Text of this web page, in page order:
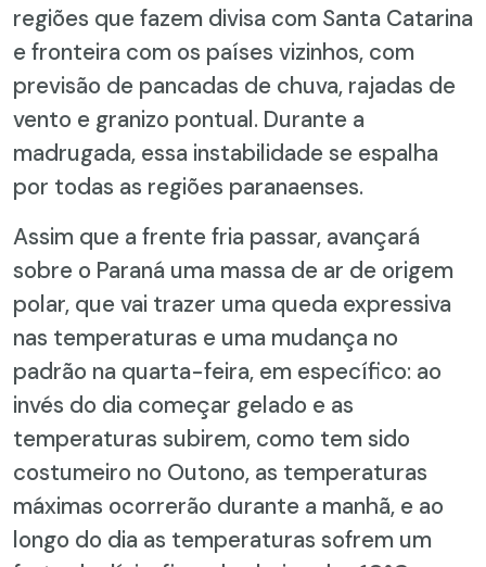
regiões que fazem divisa com Santa Catarina
e fronteira com os países vizinhos, com
previsão de pancadas de chuva, rajadas de
vento e granizo pontual. Durante a
madrugada, essa instabilidade se espalha
por todas as regiões paranaenses.
Assim que a frente fria passar, avançará
sobre o Paraná uma massa de ar de origem
polar, que vai trazer uma queda expressiva
nas temperaturas e uma mudança no
padrão na quarta-feira, em específico: ao
invés do dia começar gelado e as
temperaturas subirem, como tem sido
costumeiro no Outono, as temperaturas
máximas ocorrerão durante a manhã, e ao
longo do dia as temperaturas sofrem um